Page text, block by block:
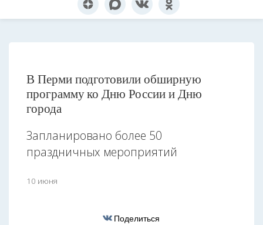
В Перми подготовили обширную
программу ко Дню России и Дню
города
Запланировано более 50
праздничных мероприятий
10 июня
Поделиться